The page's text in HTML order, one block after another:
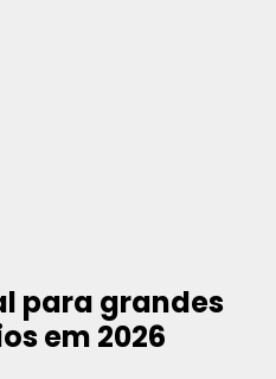
para grandes
em 2026